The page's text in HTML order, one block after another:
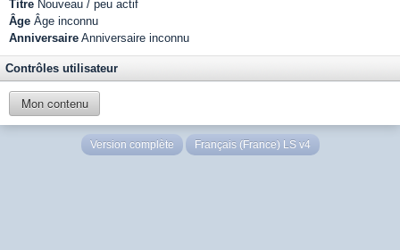
Titre Nouveau / peu actif
Âge Âge inconnu
Anniversaire Anniversaire inconnu
Contrôles utilisateur
Mon contenu
Version complète Français (France) LS v4